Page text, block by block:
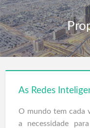
As Redes
O mundo tem cada
a necessidade